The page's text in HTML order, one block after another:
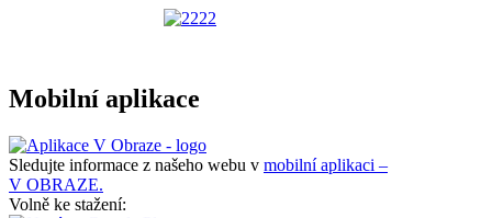
Mobilní aplikace
Sledujte informace z našeho webu v mobilní aplikaci –
V OBRAZE.
Volně ke stažení: